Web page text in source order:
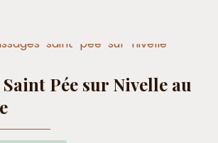
Saint Pée sur Nivelle au